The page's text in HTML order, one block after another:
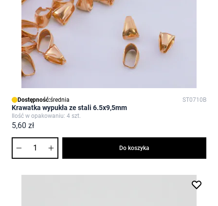
Dostępność:średnia ST0710B
Krawatka wypukła ze stali 6.5x9,5mm
Ilość w opakowaniu: 4 szt.
5,60 zł
Do koszyka